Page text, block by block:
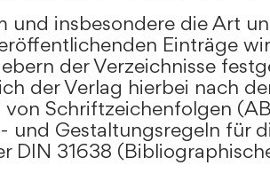
und insbesondere die Art
Einträge
der Verzeichnisse
der Verlag hierbei nach
von Schriftzeichenfolgen
und Gestaltungsregeln für
DIN 31638